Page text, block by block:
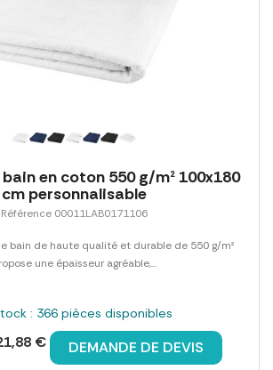
en coton 550 g/m² 100x180
cm personnalisable
Référence 00011LAB0171106
bain de haute qualité et durable de 550 g/m²
une épaisseur agréable,...
: 366 pièces disponibles
€ DEMANDE DE DEVIS